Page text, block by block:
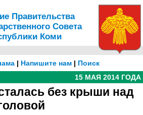
Правительства
Совета
Коми
| Напишите нам | Поиск
15 МАЯ 2014 ГОДА
без крыши над